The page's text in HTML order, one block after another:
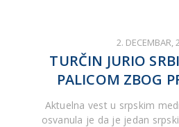
2. DECEMBAR,
TURČIN JURIO
PALICOM ZBOG
Aktuelna vest u srpskim
osvanula je da je jedan